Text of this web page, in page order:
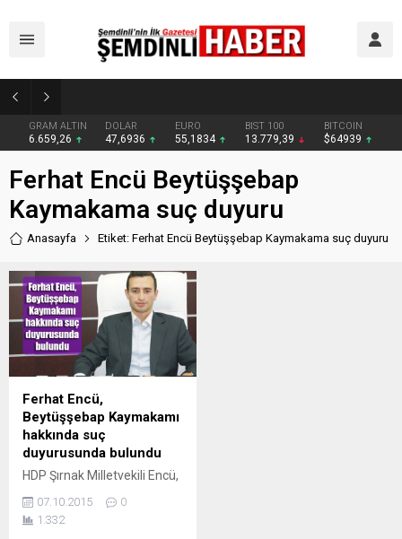
GRAM ALTIN
6.659,26
DOLAR
47,6936
EURO
55,1834
BIST 100
13.779,39
BITCOIN
$64939
Ferhat Encü Beytüşşebap
Kaymakama suç duyuru
Anasayfa Etiket: Ferhat Encü Beytüşşebap Kaymakama suç duyuru
Ferhat Encü,
Beytüşşebap Kaymakamı
hakkında suç
duyurusunda bulundu
HDP Şırnak Milletvekili Encü,
Kadir Güntepe hakkında,
kendisini tehdit ettiği
07.10.2015
0
1.332